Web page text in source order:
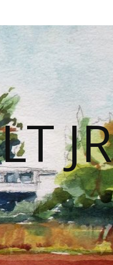
JR